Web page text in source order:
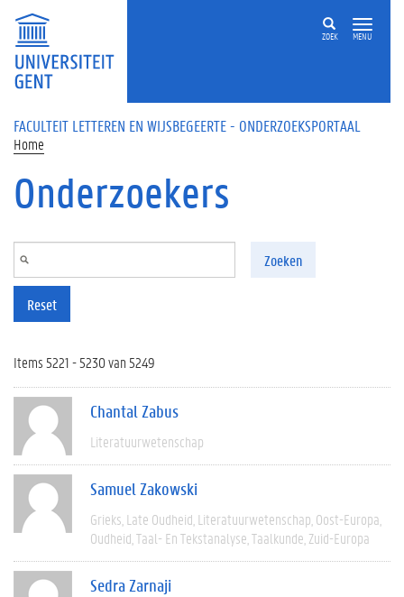
Overslaan en naar de inhoud gaan
ZOEK MENU
FACULTEIT LETTEREN EN WIJSBEGEERTE - ONDERZOEKSPORTAAL
Home
Onderzoekers
Zoeken
Reset
Items 5221 - 5230 van 5249
Chantal Zabus
Literatuurwetenschap
Samuel Zakowski
Grieks Late Oudheid Literatuurwetenschap Oost-Europa
Oudheid Taal- En Tekstanalyse Taalkunde Zuid-Europa
Sedra Zarnaji